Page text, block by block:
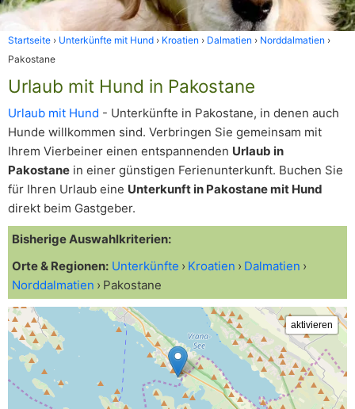
Startseite Unterkünfte mit Hund Kroatien Dalmatien
Norddalmatien
Pakostane
Urlaub mit Hund in Pakostane
Urlaub mit Hund - Unterkünfte in Pakostane, in denen auch
Hunde willkommen sind. Verbringen Sie gemeinsam mit
Ihrem Vierbeiner einen entspannenden Urlaub in
Pakostane in einer günstigen Ferienunterkunft. Buchen Sie
für Ihren Urlaub eine Unterkunft in Pakostane mit Hund
direkt beim Gastgeber.
Bisherige Auswahlkriterien:
Orte & Regionen: Unterkünfte Kroatien
Dalmatien
Norddalmatien
Pakostane